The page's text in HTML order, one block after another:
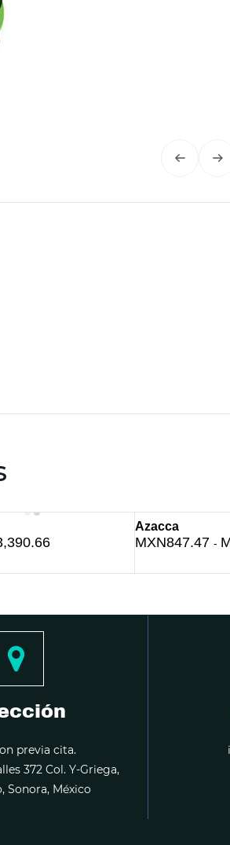
Azacca
MXN847.47-
previa cita.
372 Col. Y-Griega,
Sonora, México